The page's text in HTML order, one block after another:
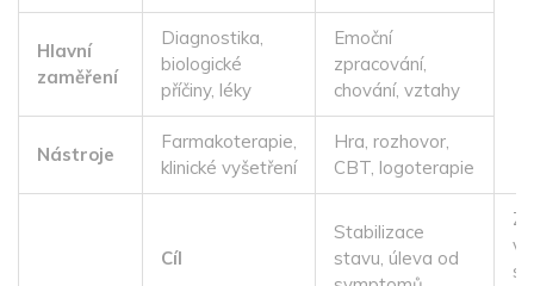
Hlavní
zaměření
Diagnostika,
biologické
příčiny, léky
Emoční
zpracování,
chování, vztahy
Nástroje
Farmakoterapie,
klinické vyšetření
Hra, rozhovor,
CBT, logoterapie
Cíl
Stabilizace
stavu, úleva od